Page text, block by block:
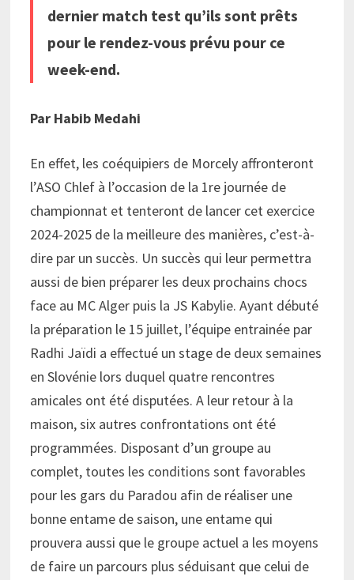
dernier match test qu’ils sont prêts
pour le rendez-vous prévu pour ce
week-end.
Par Habib Medahi
En effet, les coéquipiers de Morcely affronteront
l’ASO Chlef à l’occasion de la 1re journée de
championnat et tenteront de lancer cet exercice
2024-2025 de la meilleure des manières, c’est-à-
dire par un succès. Un succès qui leur permettra
aussi de bien préparer les deux prochains chocs
face au MC Alger puis la JS Kabylie. Ayant débuté
la préparation le 15 juillet, l’équipe entrainée par
Radhi Jaïdi a effectué un stage de deux semaines
en Slovénie lors duquel quatre rencontres
amicales ont été disputées. A leur retour à la
maison, six autres confrontations ont été
programmées. Disposant d’un groupe au
complet, toutes les conditions sont favorables
pour les gars du Paradou afin de réaliser une
bonne entame de saison, une entame qui
prouvera aussi que le groupe actuel a les moyens
de faire un parcours plus séduisant que celui de